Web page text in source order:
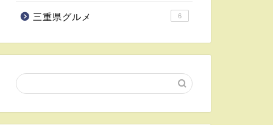
三重県グルメ 6